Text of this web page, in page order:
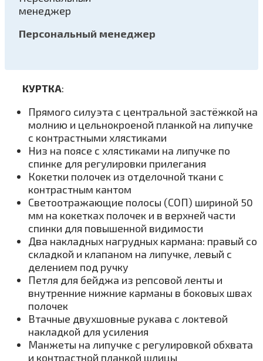
Персональный менеджер
КУРТКА:
Прямого силуэта с центральной застёжкой на
молнию и цельнокроеной планкой на липучке
с контрастными хлястиками
Низ на поясе с хлястиками на липучке по
спинке для регулировки прилегания
Кокетки полочек из отделочной ткани с
контрастным кантом
Светоотражающие полосы (СОП) шириной 50
мм на кокетках полочек и в верхней части
спинки для повышенной видимости
Два накладных нагрудных кармана: правый со
складкой и клапаном на липучке, левый с
делением под ручку
Петля для бейджа из репсовой ленты и
внутренние нижние карманы в боковых швах
полочек
Втачные двухшовные рукава с локтевой
накладкой для усиления
Манжеты на липучке с регулировкой обхвата
и контрастной планкой шлицы